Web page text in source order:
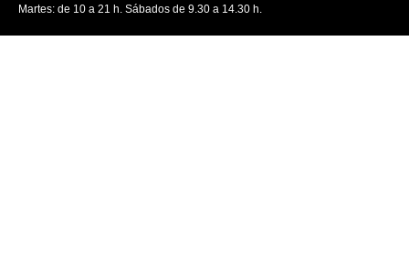
Martes: de 10 a 21 h. Sábados de 9.30 a 14.30 h.